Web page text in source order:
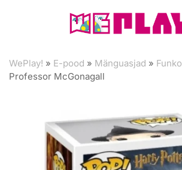
WePlay! » E-pood » Mänguasjad » Funko
Professor McGonagall